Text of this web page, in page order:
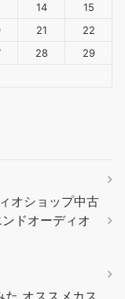
14
15
21
22
28
29
オショップ中古
ドオーディオ